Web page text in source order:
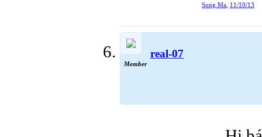
Song Ma 11/10/13
real-07
Member